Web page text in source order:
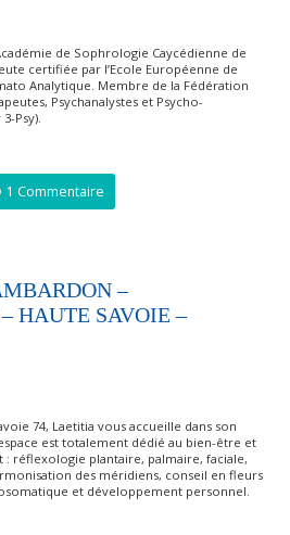
de Sophrologie Caycédienne de
certifiée par l’Ecole Européenne de
Analytique. Membre de la Fédération
Psychanalystes et Psycho-
Psy).
1 Commentaire
–
HAUTE SAVOIE –
74, Laetitia vous accueille dans son
est totalement dédié au bien-être et
: réflexologie plantaire, palmaire, faciale,
des méridiens, conseil en fleurs
et développement personnel.